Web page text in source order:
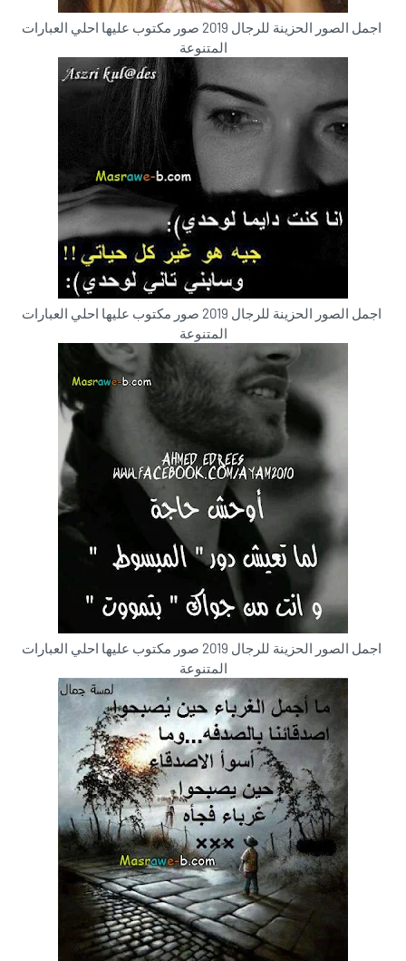
اجمل الصور الحزينة للرجال 2019 صور مكتوب عليها احلي العبارات
المتنوعة
اجمل الصور الحزينة للرجال 2019 صور مكتوب عليها احلي العبارات
المتنوعة
اجمل الصور الحزينة للرجال 2019 صور مكتوب عليها احلي العبارات
المتنوعة